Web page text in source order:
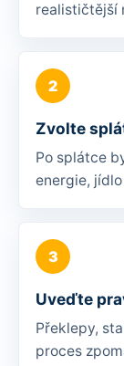
realističtější
Zvolte
Po splátce
energie,
Uveďte
Překlepy,
proces